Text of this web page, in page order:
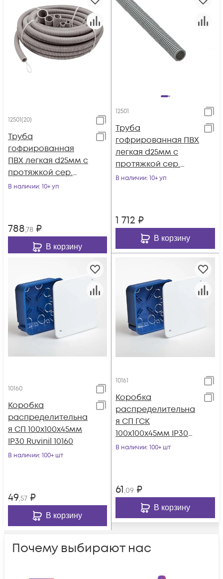
12501(20)
Труба
гофрированная
ПВХ легкая d25мм с
протяжкой сер.
(уп.20м) Ruvinil
В наличии: 10+ уп
788,78 ₽
В корзину
12501
Труба
гофрированная ПВХ
легкая d25мм с
протяжкой сер.
(уп.50м) Ruvinil 12501
В наличии: 10+ уп
1 712 ₽
В корзину
10160
Коробка
распределительна
я СП 100х100х45мм
IP30 Ruvinil 10160
В наличии: 100+ шт
49,57 ₽
В корзину
10161
Коробка
распределительна
я СП ГСК
100х100х45мм IP30
Ruvinil 10161
В наличии: 100+ шт
61,09 ₽
В корзину
Почему выбирают нас